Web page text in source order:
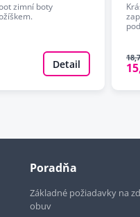
zimní boty
Detail
Poradňa
Základné požiadavky na
obuv